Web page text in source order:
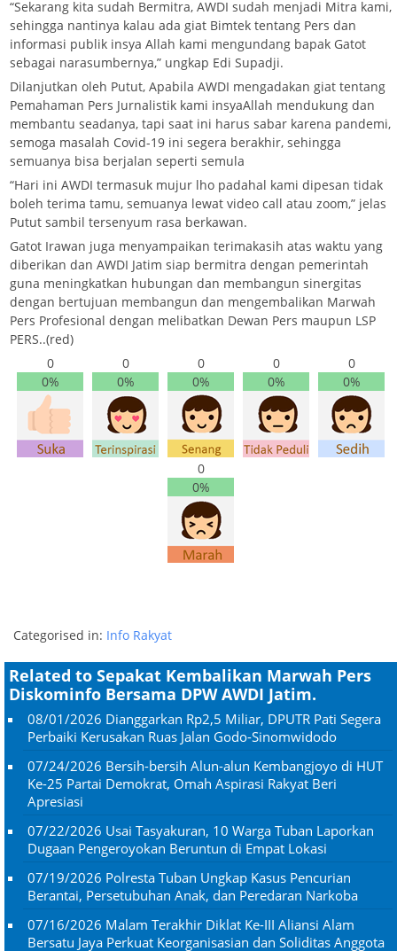
“Sekarang kita sudah Bermitra, AWDI sudah menjadi Mitra kami,
sehingga nantinya kalau ada giat Bimtek tentang Pers dan
informasi publik insya Allah kami mengundang bapak Gatot
sebagai narasumbernya,” ungkap Edi Supadji.
Dilanjutkan oleh Putut, Apabila AWDI mengadakan giat tentang
Pemahaman Pers Jurnalistik kami insyaAllah mendukung dan
membantu seadanya, tapi saat ini harus sabar karena pandemi,
semoga masalah Covid-19 ini segera berakhir, sehingga
semuanya bisa berjalan seperti semula
“Hari ini AWDI termasuk mujur lho padahal kami dipesan tidak
boleh terima tamu, semuanya lewat video call atau zoom,” jelas
Putut sambil tersenyum rasa berkawan.
Gatot Irawan juga menyampaikan terimakasih atas waktu yang
diberikan dan AWDI Jatim siap bermitra dengan pemerintah
guna meningkatkan hubungan dan membangun sinergitas
dengan bertujuan membangun dan mengembalikan Marwah
Pers Profesional dengan melibatkan Dewan Pers maupun LSP
PERS..(red)
0
0%
0
0%
0
0%
0
0%
0
0%
0
0%
Categorised in: Info Rakyat
Related to Sepakat Kembalikan Marwah Pers
Diskominfo Bersama DPW AWDI Jatim.
08/01/2026 Dianggarkan Rp2,5 Miliar, DPUTR Pati Segera
Perbaiki Kerusakan Ruas Jalan Godo-Sinomwidodo
07/24/2026 Bersih-bersih Alun-alun Kembangjoyo di HUT
Ke-25 Partai Demokrat, Omah Aspirasi Rakyat Beri
Apresiasi
07/22/2026 Usai Tasyakuran, 10 Warga Tuban Laporkan
Dugaan Pengeroyokan Beruntun di Empat Lokasi
07/19/2026 Polresta Tuban Ungkap Kasus Pencurian
Berantai, Persetubuhan Anak, dan Peredaran Narkoba
07/16/2026 Malam Terakhir Diklat Ke-III Aliansi Alam
Bersatu Jaya Perkuat Keorganisasian dan Soliditas Anggota